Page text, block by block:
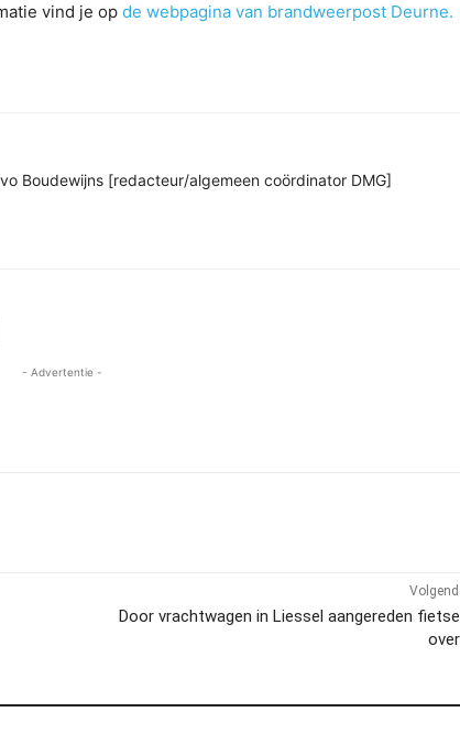
vind je op de webpagina van brandweerpost Deurne.
Boudewijns [redacteur/algemeen coördinator DMG]
- Advertentie -
Door vrachtwagen in Liessel aangereden